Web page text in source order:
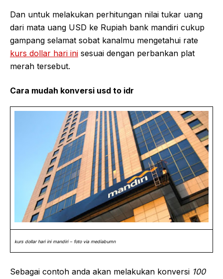
Dan untuk melakukan perhitungan nilai tukar uang
dari mata uang USD ke Rupiah bank mandiri cukup
gampang selamat sobat kanalmu mengetahui rate
kurs dollar hari ini sesuai dengan perbankan plat
merah tersebut.
Cara mudah konversi usd to idr
kurs dollar hari ini mandiri – foto via mediabumn
Sebagai contoh anda akan melakukan konversi 100